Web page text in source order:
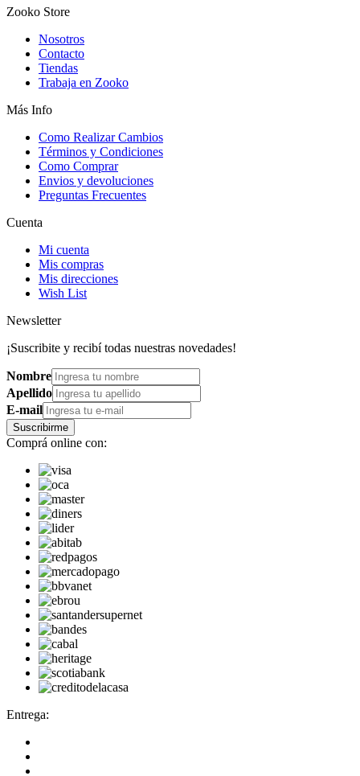
Zooko Store
Nosotros
Contacto
Tiendas
Trabaja en Zooko
Más Info
Como Realizar Cambios
Términos y Condiciones
Como Comprar
Envios y devoluciones
Preguntas Frecuentes
Cuenta
Mi cuenta
Mis compras
Mis direcciones
Wish List
Newsletter
¡Suscribite y recibí todas nuestras novedades!
Nombre
Apellido
E-mail
Suscribirme
Comprá online con:
Entrega: